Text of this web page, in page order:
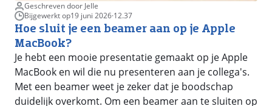
Geschreven door Jelle
Bijgewerkt op19 juni 2026·12.37
Hoe sluit je een beamer aan op je Apple
MacBook?
Je hebt een mooie presentatie gemaakt op je Apple
MacBook en wil die nu presenteren aan je collega's.
Met een beamer weet je zeker dat je boodschap
duidelijk overkomt. Om een beamer aan te sluiten op